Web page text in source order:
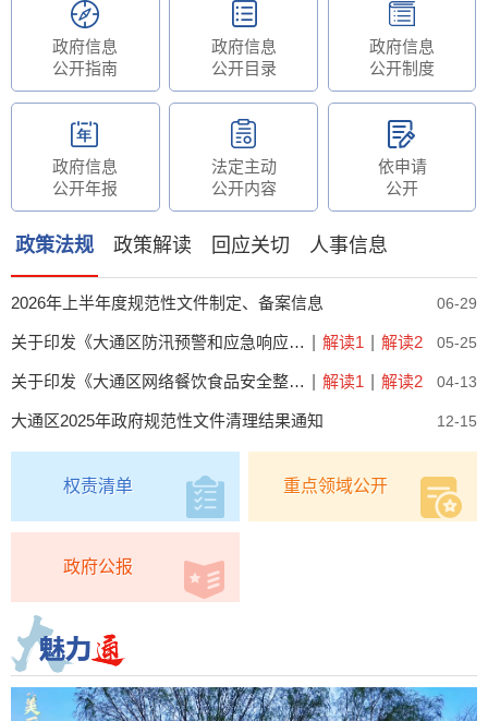
政府信息
公开指南
政府信息
公开目录
政府信息
公开制度
政府信息
公开年报
法定主动
公开内容
依申请
公开
政策法规 政策解读 回应关切 人事信息
06-29
2026年上半年度规范性文件制定、备案信息
05-25
解读1 解读2
关于印发《大通区防汛预警和应急响应联动工作机制》的通知
04-13
解读1 解读2
关于印发《大通区网络餐饮食品安全整治专项行动方案》的通知
12-15
大通区2025年政府规范性文件清理结果通知
权责清单 重点领域公开
政府公报